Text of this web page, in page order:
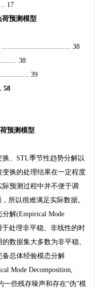
17
预测模型
38
38
39
58
预测模型
、STL季节性趋势分解以
换的处理结果在一定程度
预测过程中并不便于调
所以很难满足实际数据。
解(Empirical Mode
于处理非平稳、非线性的时
数据集大多数为非平稳、
总体经验模态分解
Mode Decomposition,
些残存噪声和存在“伪”模